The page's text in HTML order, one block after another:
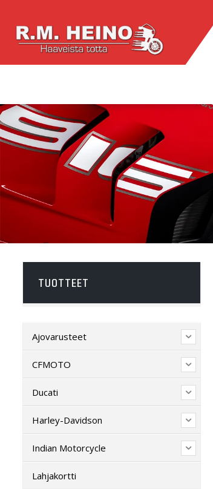
TUOTTEET
Ajovarusteet
CFMOTO
Ducati
Harley-Davidson
Indian Motorcycle
Lahjakortti